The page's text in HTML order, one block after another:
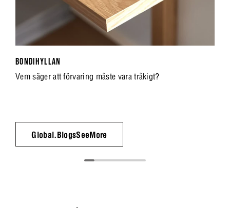
BONDIHYLLAN
Vem säger att förvaring måste vara tråkigt?
Global.BlogsSeeMore